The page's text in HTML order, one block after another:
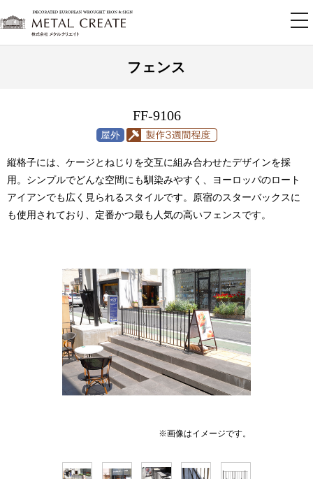
フェンス
FF-9106
縦格子には、ケージとねじりを交互に組み合わせたデザインを採
用。シンプルでどんな空間にも馴染みやすく、ヨーロッパのロート
アイアンでも広く見られるスタイルです。原宿のスターバックスに
も使用されており、定番かつ最も人気の高いフェンスです。
※画像はイメージです。